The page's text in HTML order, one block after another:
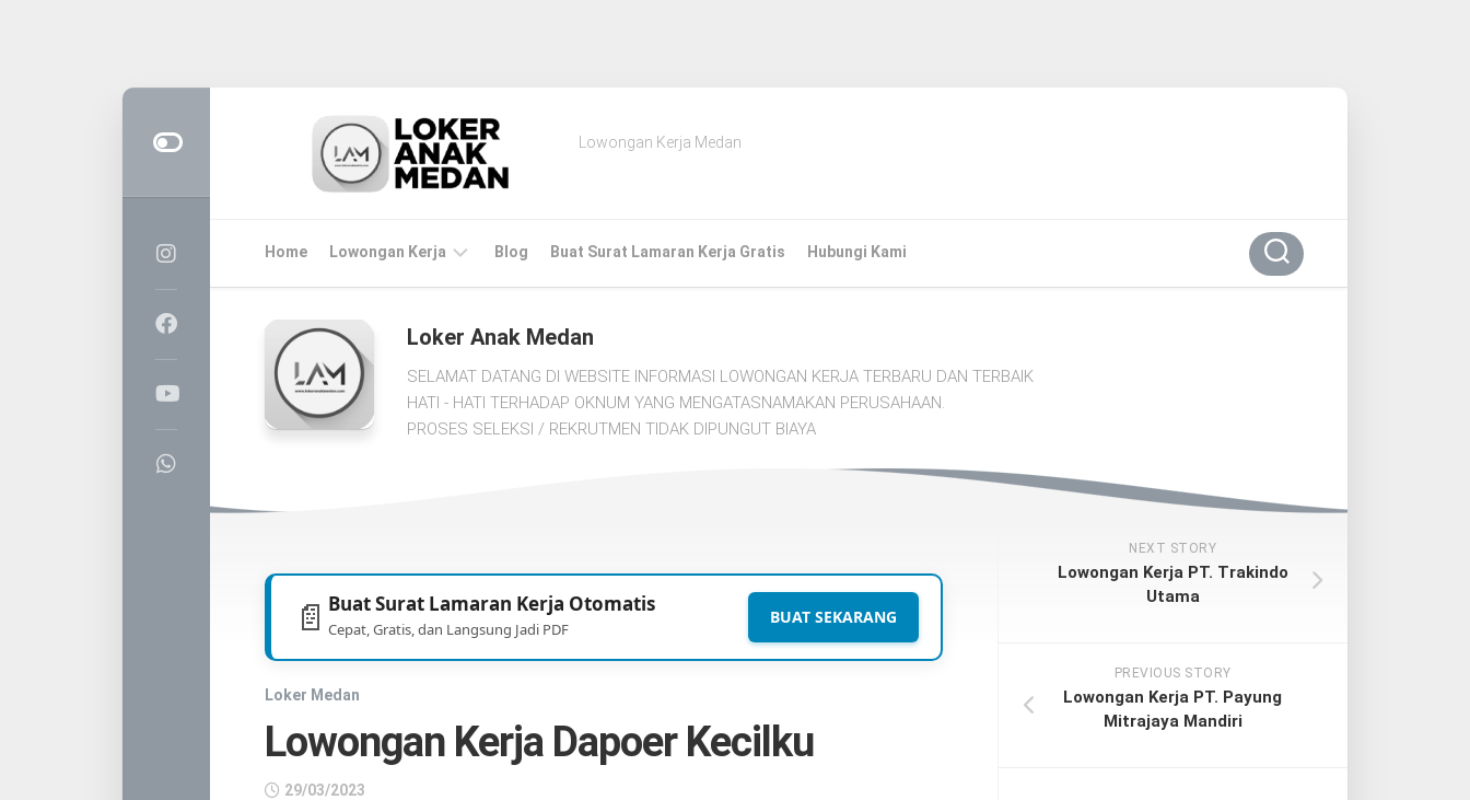
Lowongan Kerja Medan
Home Lowongan Kerja
MEDAN
CPNS
PPPK
Blog Buat Surat Lamaran Kerja Gratis Hubungi Kami
Loker Anak Medan
SELAMAT DATANG DI WEBSITE INFORMASI LOWONGAN KERJA TERBARU DAN TERBAIK
HATI - HATI TERHADAP OKNUM YANG MENGATASNAMAKAN PERUSAHAAN.
PROSES SELEKSI / REKRUTMEN TIDAK DIPUNGUT BIAYA
📄 Buat Surat Lamaran Kerja Otomatis
Cepat, Gratis, dan Langsung Jadi PDF
BUAT SEKARANG
Loker Medan
Lowongan Kerja Dapoer Kecilku
29/03/2023
NEXT STORY
Lowongan Kerja PT. Trakindo
Utama
PREVIOUS STORY
Lowongan Kerja PT. Payung
Mitrajaya Mandiri